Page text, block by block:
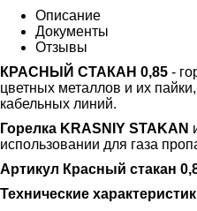
Описание
Документы
Отзывы
КРАСНЫЙ СТАКАН 0,85 -
цветных металлов и их
кабельных линий.
Горелка KRASNIY STAKAN
использовании для газа
Артикул Красный стакан
Технические